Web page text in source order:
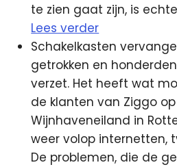
te zien gaat zijn, is
Lees verder
Schakelkasten
getrokken en
verzet. Het heeft wat
de klanten van Ziggo
Wijnhaveneiland in
weer volop internetten,
De problemen, die de